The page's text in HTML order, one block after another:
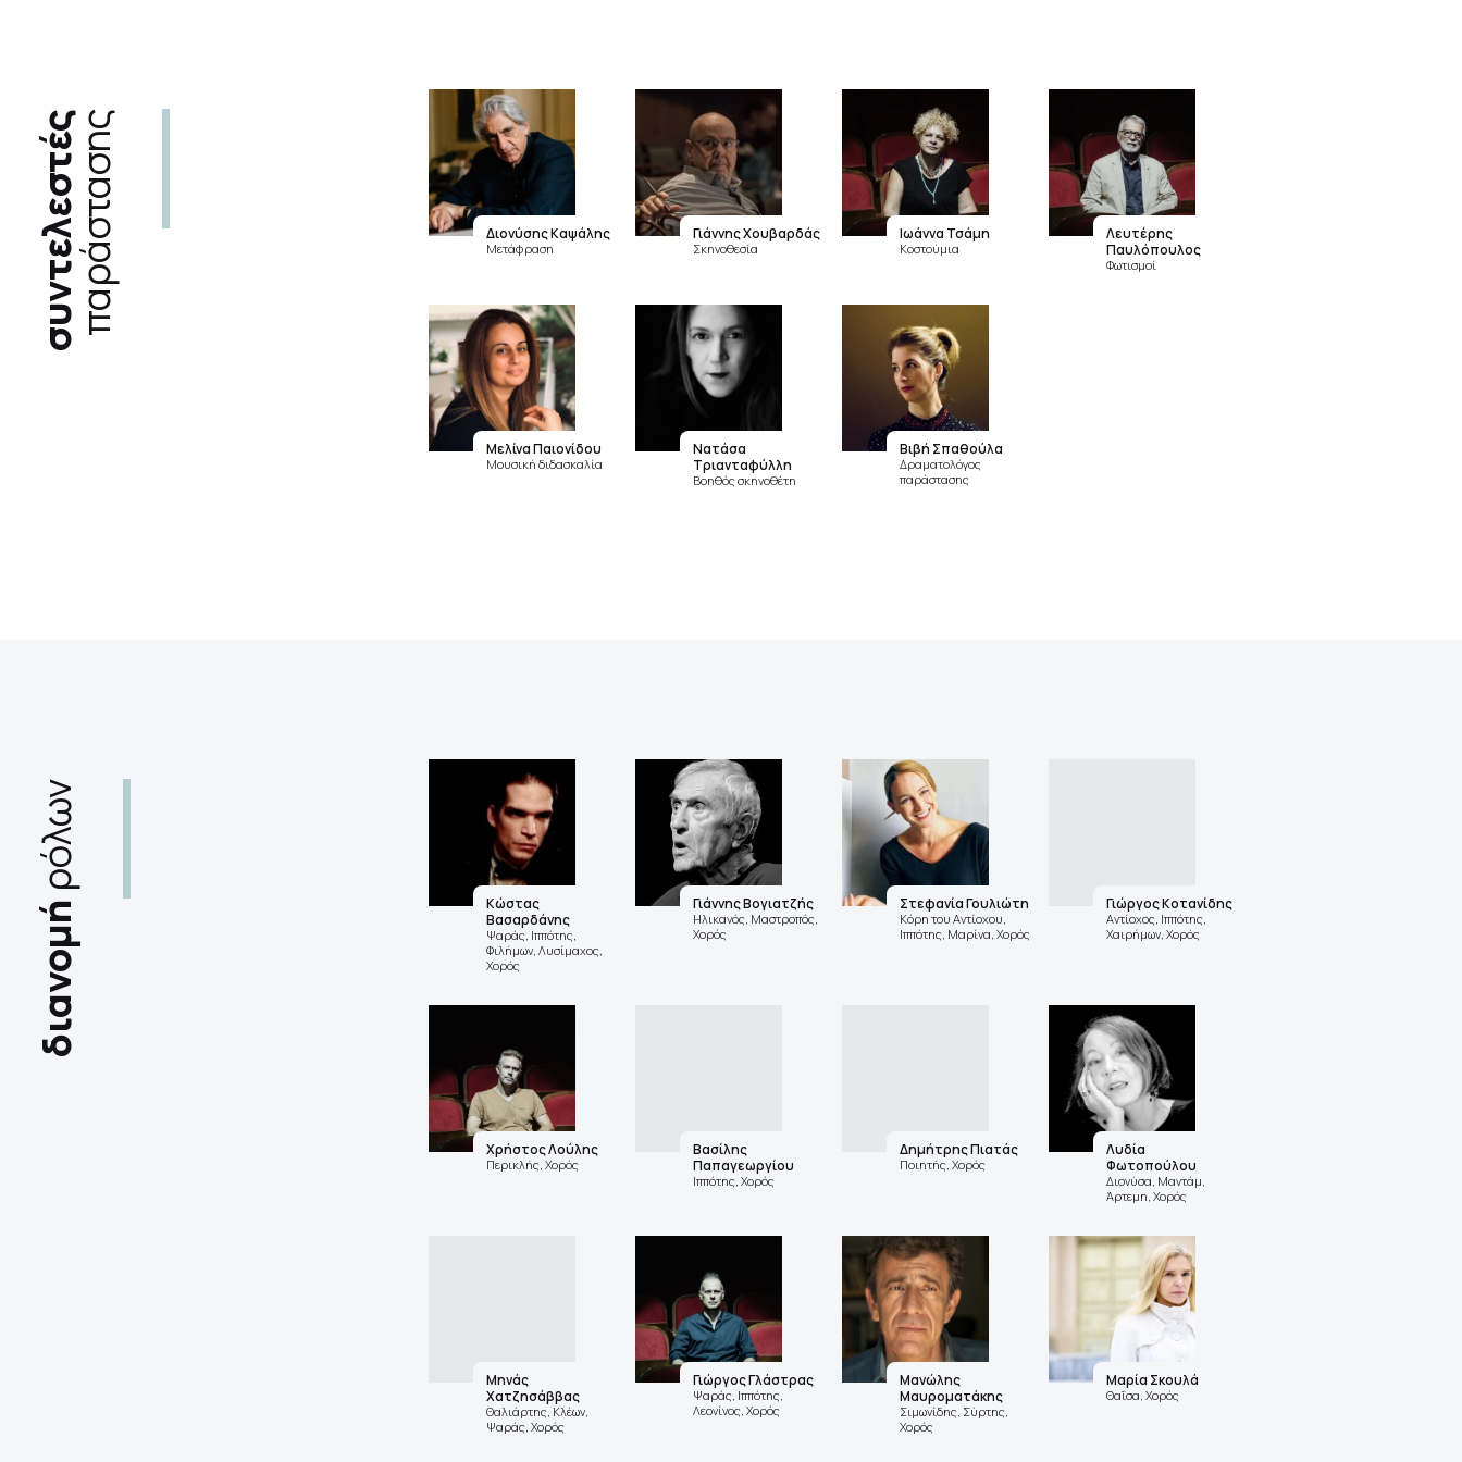
συντελεστέςπαράστασης Διονύσης Καψάλης
Μετάφραση
Γιάννης Χουβαρδάς
Σκηνοθεσία
Ιωάννα Τσάμη
Κοστούμια
Λευτέρης
Παυλόπουλος
Φωτισμοί
Μελίνα Παιονίδου
Μουσική διδασκαλία
Νατάσα
Τριανταφύλλη
Βοηθός σκηνοθέτη
Βιβή Σπαθούλα
Δραματολόγος
παράστασης
διανομή
ρόλων
Κώστας
Βασαρδάνης
Ψαράς, Ιππότης,
Φιλήμων, Λυσίμαχος,
Χορός
Γιάννης Βογιατζής
Ηλικανός, Μαστροπός,
Χορός
Στεφανία Γουλιώτη
Κόρη του Αντίοχου,
Ιππότης, Μαρίνα, Χορός
Γιώργος Κοτανίδης
Αντίοχος, Ιππότης,
Χαιρήμων, Χορός
Χρήστος Λούλης
Περικλής, Χορός
Βασίλης
Παπαγεωργίου
Ιππότης, Χορός
Δημήτρης Πιατάς
Ποιητής, Χορός
Λυδία
Φωτοπούλου
Διονύσα, Μαντάμ,
Άρτεμη, Χορός
Μηνάς
Χατζησάββας
Θαλιάρτης, Κλέων,
Ψαράς, Χορός
Γιώργος Γλάστρας
Ψαράς, Ιππότης,
Λεονίνος, Χορός
Μανώλης
Μαυροματάκης
Σιμωνίδης, Σύρτης,
Χορός
Μαρία Σκουλά
Θαΐσα, Χορός